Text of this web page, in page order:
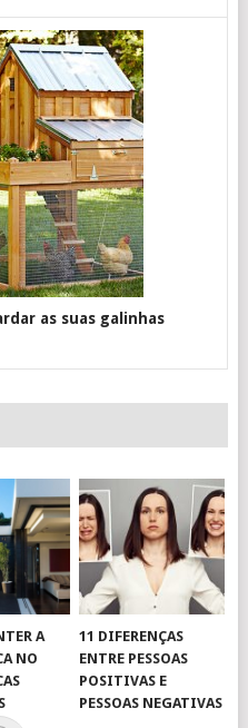
as suas galinhas
A
NO
11 DIFERENÇAS
ENTRE PESSOAS
POSITIVAS E
PESSOAS NEGATIVAS